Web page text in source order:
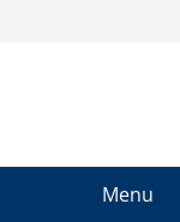
Menu